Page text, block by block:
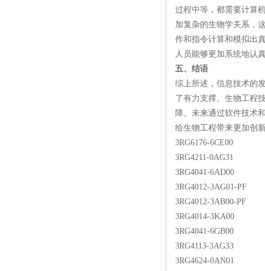
过程中等，都需要计算
加复杂的生物学关系，
作和指令计算和模拟出
人员能够更加系统地认
五、结语
综上所述，信息技术的
了有力支撑。生物工程
障。未来通过软件技术
给生物工程带来更加创
3RG6176-6CE00
3RG4211-0AG31
3RG4041-6AD00
3RG4012-3AG01-PF
3RG4012-3AB00-PF
3RG4014-3KA00
3RG4041-6GB00
3RG4113-3AG33
3RG4624-0AN01